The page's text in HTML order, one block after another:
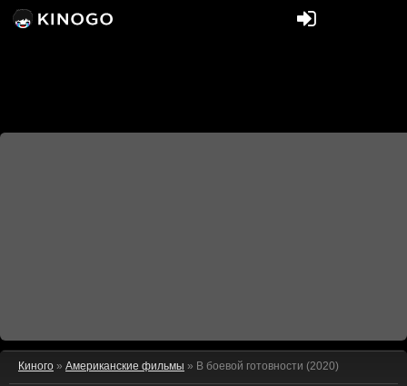
Киного » Американские фильмы » В боевой готовности (2020)